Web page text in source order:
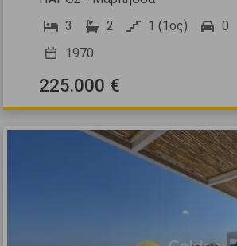
3
2 1 (1ος) 0
1970
225.000 €